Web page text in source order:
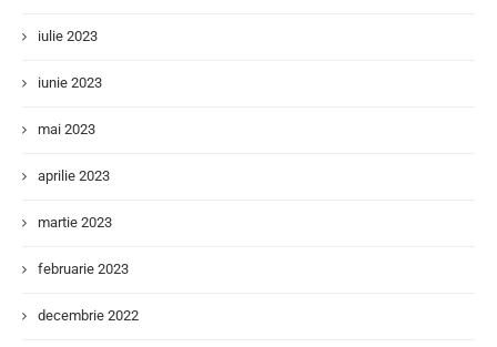
iulie 2023
iunie 2023
mai 2023
aprilie 2023
martie 2023
februarie 2023
decembrie 2022